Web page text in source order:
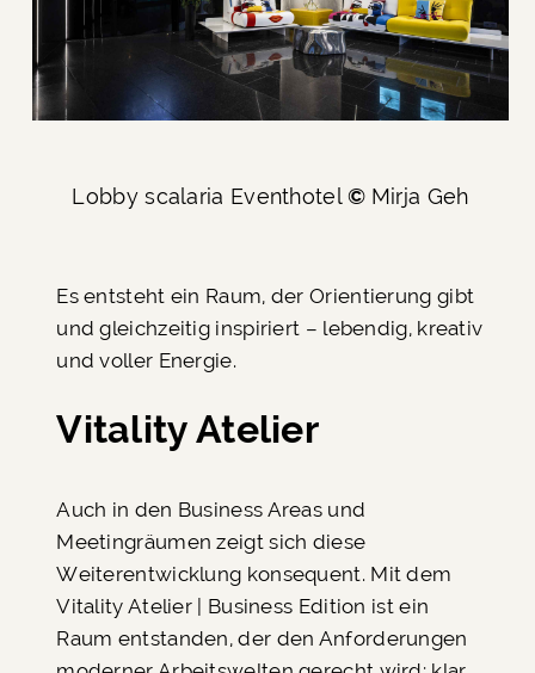
Lobby scalaria Eventhotel© Mirja Geh
Es entsteht ein Raum, der Orientierung gibt
und gleichzeitig inspiriert – lebendig, kreativ
und voller Energie.
Vitality Atelier
Auch in den Business Areas und
Meetingräumen zeigt sich diese
Weiterentwicklung konsequent. Mit dem
Vitality Atelier | Business Edition ist ein
Raum entstanden, der den Anforderungen